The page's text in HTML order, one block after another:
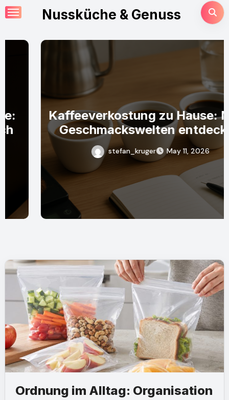
Skip
to
Nussküche & Genuss
Kaffeeverkostung zu Hause: Neue
Geschmackswelten entdecken
stefan_kruger May 11, 2026
Ordnung im Alltag: Organisation